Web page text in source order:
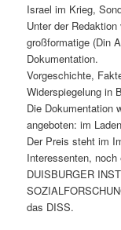
Israel im Krieg,
Unter der
großformatige (Din
Dokumentation.
Vorgeschichte,
Widerspiegelung in
Die Dokumentation
angeboten: im
Der Preis steht im
Interessenten,
DUISBURGER
das DISS.